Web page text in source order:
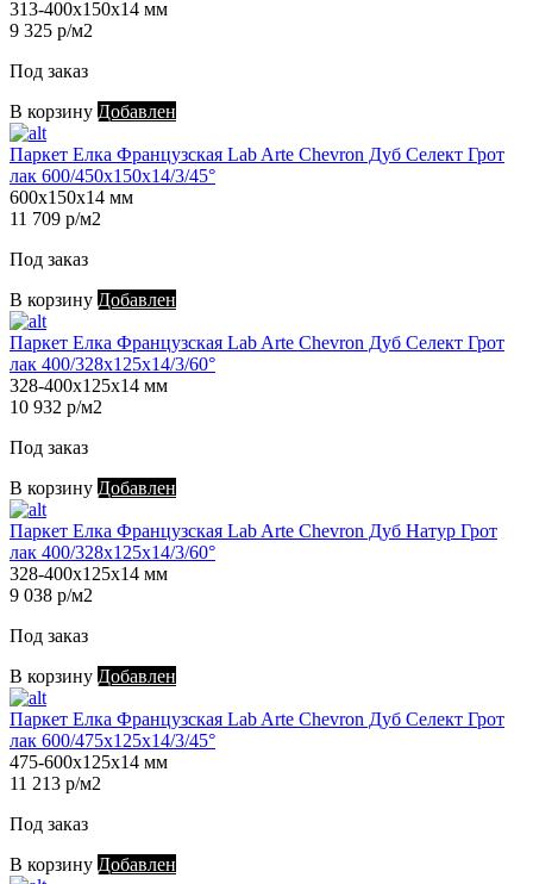
313-400х150х14 мм
9 325 р/м2
Под заказ
В корзину Добавлен
Паркет Елка Французская Lab Arte Chevron Дуб Селект Грот
лак 600/450х150х14/3/45°
600х150х14 мм
11 709 р/м2
Под заказ
В корзину Добавлен
Паркет Елка Французская Lab Arte Chevron Дуб Селект Грот
лак 400/328х125х14/3/60°
328-400х125х14 мм
10 932 р/м2
Под заказ
В корзину Добавлен
Паркет Елка Французская Lab Arte Chevron Дуб Натур Грот
лак 400/328х125х14/3/60°
328-400х125х14 мм
9 038 р/м2
Под заказ
В корзину Добавлен
Паркет Елка Французская Lab Arte Chevron Дуб Селект Грот
лак 600/475х125х14/3/45°
475-600х125х14 мм
11 213 р/м2
Под заказ
В корзину Добавлен